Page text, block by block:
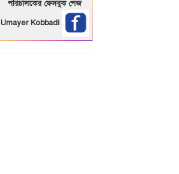
পরিচালকের ফেসবুক পেজ
Umayer Kobbadi